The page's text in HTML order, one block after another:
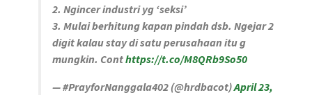
2. Ngincer industri yg ‘seksi’
3. Mulai berhitung kapan pindah dsb. Ngejar 2
digit kalau stay di satu perusahaan itu g
mungkin. Conthttps://t.co/M8QRb9So50
— #PrayforNanggala402 (@hrdbacot)April 23,